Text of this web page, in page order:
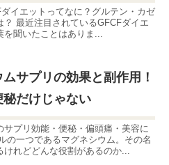
イエットってなに？グルテン・カゼ
？ 最近注目されているGFCFダイエ
を聞いたことはありま...
サプリの効果と副作用！
だけじゃない
サプリ効能・便秘・偏頭痛・美容に
の一つであるマグネシウム。その名
けれどどんな役割があるのか...